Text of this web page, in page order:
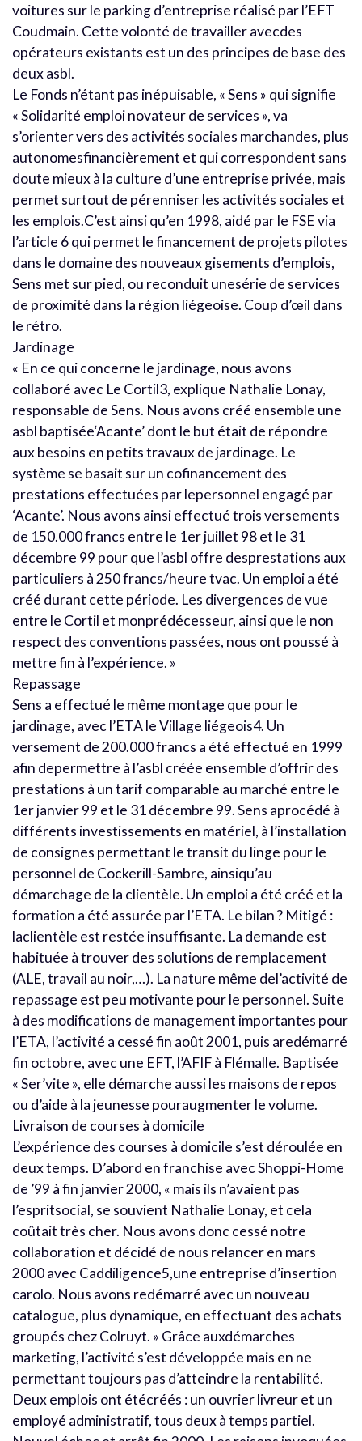
voitures sur le parking d’entreprise réalisé par l’EFT
Coudmain. Cette volonté de travailler avecdes
opérateurs existants est un des principes de base des
deux asbl.
Le Fonds n’étant pas inépuisable, « Sens » qui signifie
« Solidarité emploi novateur de services », va
s’orienter vers des activités sociales marchandes, plus
autonomesfinancièrement et qui correspondent sans
doute mieux à la culture d’une entreprise privée, mais
permet surtout de pérenniser les activités sociales et
les emplois.C’est ainsi qu’en 1998, aidé par le FSE via
l’article 6 qui permet le financement de projets pilotes
dans le domaine des nouveaux gisements d’emplois,
Sens met sur pied, ou reconduit unesérie de services
de proximité dans la région liégeoise. Coup d’œil dans
le rétro.
Jardinage
« En ce qui concerne le jardinage, nous avons
collaboré avec Le Cortil3, explique Nathalie Lonay,
responsable de Sens. Nous avons créé ensemble une
asbl baptisée‘Acante’ dont le but était de répondre
aux besoins en petits travaux de jardinage. Le
système se basait sur un cofinancement des
prestations effectuées par lepersonnel engagé par
‘Acante’. Nous avons ainsi effectué trois versements
de 150.000 francs entre le 1er juillet 98 et le 31
décembre 99 pour que l’asbl offre desprestations aux
particuliers à 250 francs/heure tvac. Un emploi a été
créé durant cette période. Les divergences de vue
entre le Cortil et monprédécesseur, ainsi que le non
respect des conventions passées, nous ont poussé à
mettre fin à l’expérience. »
Repassage
Sens a effectué le même montage que pour le
jardinage, avec l’ETA le Village liégeois4. Un
versement de 200.000 francs a été effectué en 1999
afin depermettre à l’asbl créée ensemble d’offrir des
prestations à un tarif comparable au marché entre le
1er janvier 99 et le 31 décembre 99. Sens aprocédé à
différents investissements en matériel, à l’installation
de consignes permettant le transit du linge pour le
personnel de Cockerill-Sambre, ainsiqu’au
démarchage de la clientèle. Un emploi a été créé et la
formation a été assurée par l’ETA. Le bilan ? Mitigé :
laclientèle est restée insuffisante. La demande est
habituée à trouver des solutions de remplacement
(ALE, travail au noir,…). La nature même del’activité de
repassage est peu motivante pour le personnel. Suite
à des modifications de management importantes pour
l’ETA, l’activité a cessé fin août 2001, puis aredémarré
fin octobre, avec une EFT, l’AFIF à Flémalle. Baptisée
« Ser’vite », elle démarche aussi les maisons de repos
ou d’aide à la jeunesse pouraugmenter le volume.
Livraison de courses à domicile
L’expérience des courses à domicile s’est déroulée en
deux temps. D’abord en franchise avec Shoppi-Home
de ’99 à fin janvier 2000, « mais ils n’avaient pas
l’espritsocial, se souvient Nathalie Lonay, et cela
coûtait très cher. Nous avons donc cessé notre
collaboration et décidé de nous relancer en mars
2000 avec Caddiligence5,une entreprise d’insertion
carolo. Nous avons redémarré avec un nouveau
catalogue, plus dynamique, en effectuant des achats
groupés chez Colruyt. » Grâce auxdémarches
marketing, l’activité s’est développée mais en ne
permettant toujours pas d’atteindre la rentabilité.
Deux emplois ont étécréés : un ouvrier livreur et un
employé administratif, tous deux à temps partiel.